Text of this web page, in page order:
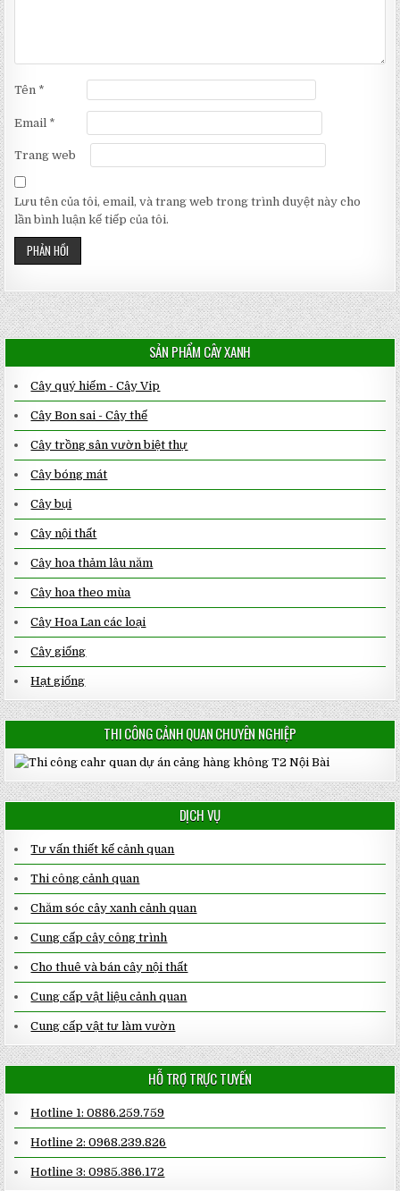
Tên *
Email *
Trang web
Lưu tên của tôi, email, và trang web trong trình duyệt này cho
lần bình luận kế tiếp của tôi.
SẢN PHẨM CÂY XANH
Cây quý hiếm - Cây Vip
Cây Bon sai - Cây thế
Cây trồng sân vườn biệt thự
Cây bóng mát
Cây bụi
Cây nội thất
Cây hoa thảm lâu năm
Cây hoa theo mùa
Cây Hoa Lan các loại
Cây giống
Hạt giống
THI CÔNG CẢNH QUAN CHUYÊN NGHIỆP
DỊCH VỤ
Tư vấn thiết kế cảnh quan
Thi công cảnh quan
Chăm sóc cây xanh cảnh quan
Cung cấp cây công trình
Cho thuê và bán cây nội thất
Cung cấp vật liệu cảnh quan
Cung cấp vật tư làm vườn
HỖ TRỢ TRỰC TUYẾN
Hotline 1: 0886.259.759
Hotline 2: 0968.239.826
Hotline 3: 0985.386.172